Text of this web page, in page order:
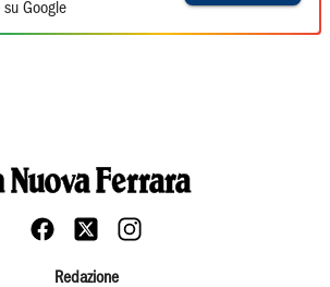
Google
Redazione